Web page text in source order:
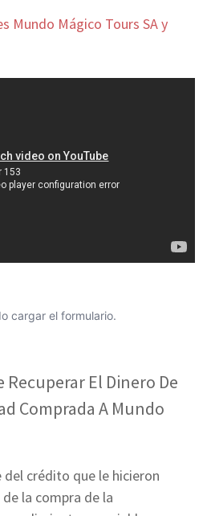
Mundo Mágico Tours SA y
cargar el formulario.
Recuperar El Dinero De
Comprada A Mundo
crédito que le hicieron
la compra de la